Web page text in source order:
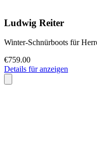
Ludwig Reiter
Winter-Schnürboots für
€759.00
Details für anzeigen